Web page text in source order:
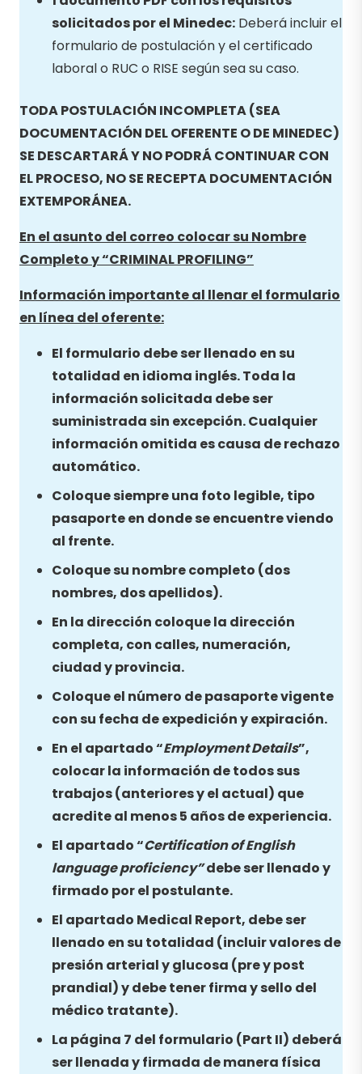
solicitados por el Minedec: Deberá incluir el
formulario de postulación y el certificado
laboral o RUC o RISE según sea su caso.
TODA POSTULACIÓN INCOMPLETA (SEA
DOCUMENTACIÓN DEL OFERENTE O DE MINEDEC)
SE DESCARTARÁ Y NO PODRÁ CONTINUAR CON
EL PROCESO, NO SE RECEPTA DOCUMENTACIÓN
EXTEMPORÁNEA.
En el asunto del correo colocar su Nombre
Completo y “CRIMINAL PROFILING”
Información importante al llenar el formulario
en línea del oferente:
El formulario debe ser llenado en su
totalidad en idioma inglés. Toda la
información solicitada debe ser
suministrada sin excepción. Cualquier
información omitida es causa de rechazo
automático.
Coloque siempre una foto legible, tipo
pasaporte en donde se encuentre viendo
al frente.
Coloque su nombre completo (dos
nombres, dos apellidos).
En la dirección coloque la dirección
completa, con calles, numeración,
ciudad y provincia.
Coloque el número de pasaporte vigente
con su fecha de expedición y expiración.
En el apartado “Employment Details”,
colocar la información de todos sus
trabajos (anteriores y el actual) que
acredite al menos 5 años de experiencia.
El apartado “Certification of English
language proficiency”debe ser llenado y
firmado por el postulante.
El apartado Medical Report, debe ser
llenado en su totalidad (incluir valores de
presión arterial y glucosa (pre y post
prandial) y debe tener firma y sello del
médico tratante).
La página 7 del formulario (Part II) deberá
ser llenada y firmada de manera física